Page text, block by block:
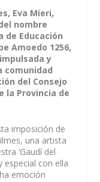
Eva Mieri,
nombre
de Educación
Amoedo 1256,
y
comunidad
del Consejo
la Provincia de
imposición de
una artista
‘Gaudí del
especial con ella
emoción